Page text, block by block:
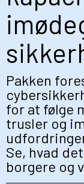
Pakken
for at følge
trusler og
Se, hvad
borgere og